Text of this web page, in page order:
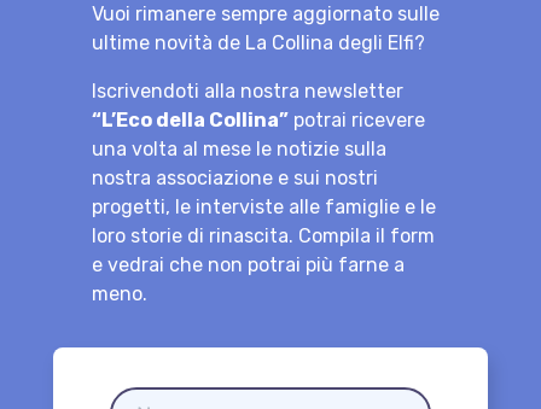
Vuoi rimanere sempre aggiornato sulle
ultime novità de La Collina degli Elfi?
Iscrivendoti alla nostra newsletter
“L’Eco della Collina” potrai ricevere
una volta al mese le notizie sulla
nostra associazione e sui nostri
progetti, le interviste alle famiglie e le
loro storie di rinascita. Compila il form
e vedrai che non potrai più farne a
meno.